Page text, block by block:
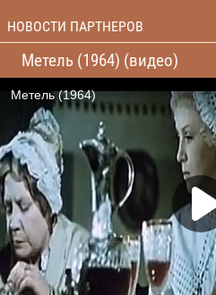
НОВОСТИ ПАРТНЕРОВ
Метель (1964) (видео)